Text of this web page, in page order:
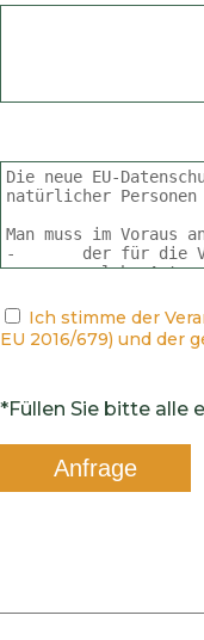
Ich stimme der
EU 2016/679) und der
*Füllen Sie bitte alle
Anfrage